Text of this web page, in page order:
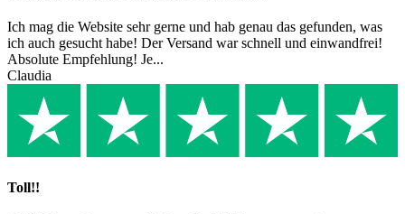
Ich mag die Website sehr gerne und hab genau das gefunden, was
ich auch gesucht habe! Der Versand war schnell und einwandfrei!
Absolute Empfehlung! Je...
Claudia
Toll!!